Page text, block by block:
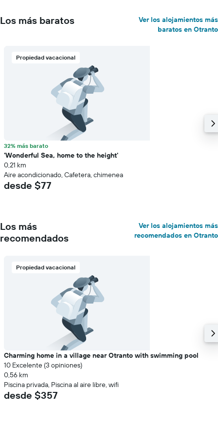
Los más baratos
Ver los alojamientos más
baratos en Otranto
Propiedad vacacional
32% más barato
'Wonderful Sea, home to the height'
0,21 km
Aire acondicionado, Cafetera, chimenea
desde $77
Los más
recomendados
Ver los alojamientos más
recomendados en Otranto
Propiedad vacacional
Charming home in a village near Otranto with swimming pool
10 Excelente (3 opiniones)
0,56 km
Piscina privada, Piscina al aire libre, wifi
desde $357